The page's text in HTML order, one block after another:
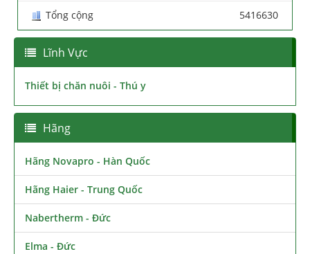
Tổng cộng 5416630
Lĩnh Vực
Thiết bị chăn nuôi - Thú y
Hãng
Hãng Novapro - Hàn Quốc
Hãng Haier - Trung Quốc
Nabertherm - Đức
Elma - Đức